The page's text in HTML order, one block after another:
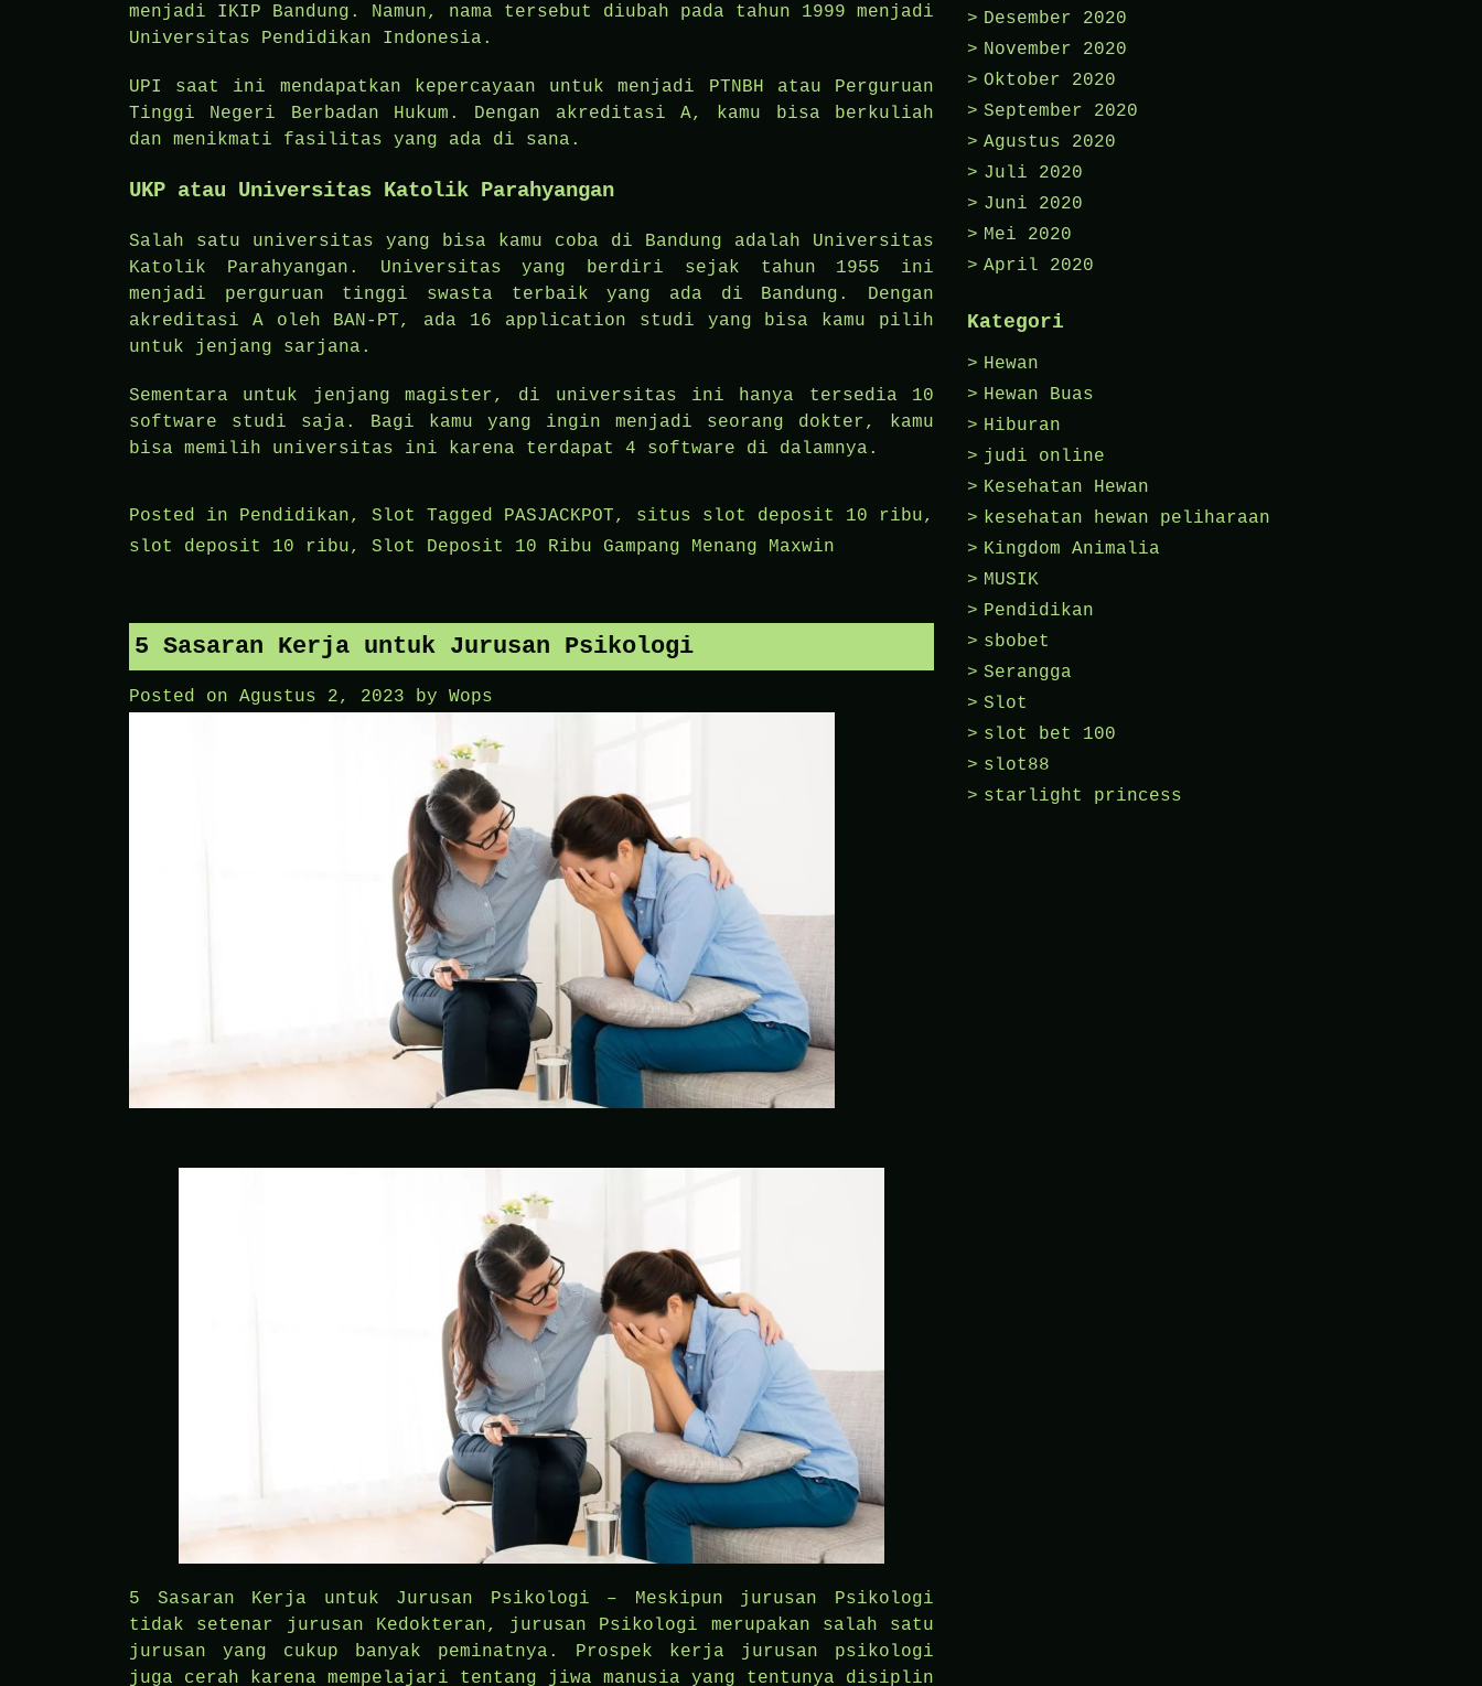
menjadi IKIP Bandung. Namun, nama tersebut diubah pada tahun 1999 menjadi
Universitas Pendidikan Indonesia.
UPI saat ini mendapatkan kepercayaan untuk menjadi PTNBH atau Perguruan
Tinggi Negeri Berbadan Hukum. Dengan akreditasi A, kamu bisa berkuliah
dan menikmati fasilitas yang ada di sana.
UKP atau Universitas Katolik Parahyangan
Salah satu universitas yang bisa kamu coba di Bandung adalah Universitas
Katolik Parahyangan. Universitas yang berdiri sejak tahun 1955 ini
menjadi perguruan tinggi swasta terbaik yang ada di Bandung. Dengan
akreditasi A oleh BAN-PT, ada 16 application studi yang bisa kamu pilih
untuk jenjang sarjana.
Sementara untuk jenjang magister, di universitas ini hanya tersedia 10
software studi saja. Bagi kamu yang ingin menjadi seorang dokter, kamu
bisa memilih universitas ini karena terdapat 4 software di dalamnya.
Posted in Pendidikan, Slot Tagged PASJACKPOT, situs slot deposit 10 ribu,
slot deposit 10 ribu, Slot Deposit 10 Ribu Gampang Menang Maxwin
5 Sasaran Kerja untuk Jurusan Psikologi
Posted on Agustus 2, 2023 by Wops
5 Sasaran Kerja untuk Jurusan Psikologi – Meskipun jurusan Psikologi
tidak setenar jurusan Kedokteran, jurusan Psikologi merupakan salah satu
jurusan yang cukup banyak peminatnya. Prospek kerja jurusan psikologi
juga cerah karena mempelajari tentang jiwa manusia yang tentunya disiplin
Desember 2020
November 2020
Oktober 2020
September 2020
Agustus 2020
Juli 2020
Juni 2020
Mei 2020
April 2020
Kategori
Hewan
Hewan Buas
Hiburan
judi online
Kesehatan Hewan
kesehatan hewan peliharaan
Kingdom Animalia
MUSIK
Pendidikan
sbobet
Serangga
Slot
slot bet 100
slot88
starlight princess